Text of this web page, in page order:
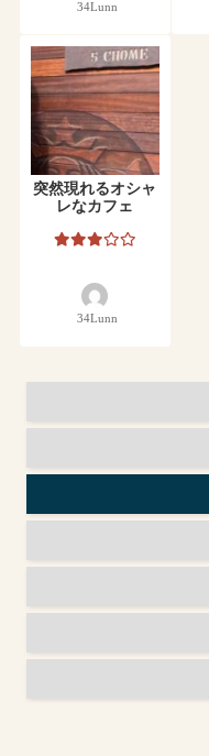
34Lunn
突然現れるオシャ
レなカフェ
34Lunn